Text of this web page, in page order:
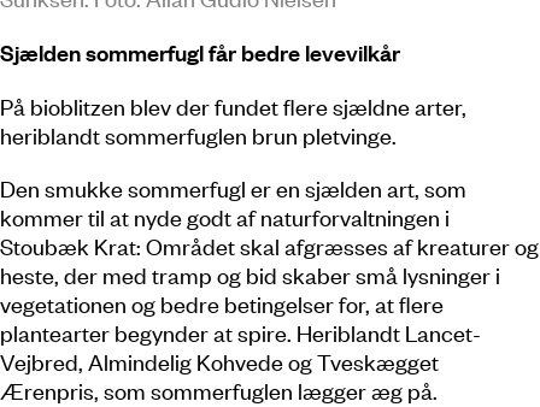
Sjælden sommerfugl får bedre levevilkår
På bioblitzen blev der fundet flere sjældne arter,
heriblandt sommerfuglen brun pletvinge.
Den smukke sommerfugl er en sjælden art, som
kommer til at nyde godt af naturforvaltningen i
Stoubæk Krat: Området skal afgræsses af kreaturer og
heste, der med tramp og bid skaber små lysninger i
vegetationen og bedre betingelser for, at flere
plantearter begynder at spire. Heriblandt Lancet-
Vejbred, Almindelig Kohvede og Tveskægget
Ærenpris, som sommerfuglen lægger æg på.